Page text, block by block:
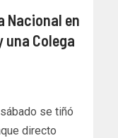
Nacional en
una Colega
se tiñó
directo